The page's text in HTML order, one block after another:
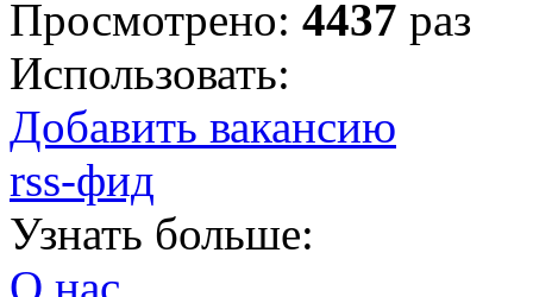
Просмотрено: 4437 раз
Использовать:
Добавить вакансию
rss-фид
Узнать больше:
О нас